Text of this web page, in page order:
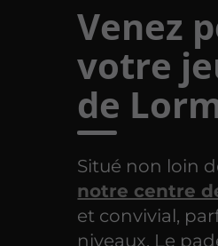
Venez
votre
de
Situé non loin
notre centre
et convivial,
niveaux. Le